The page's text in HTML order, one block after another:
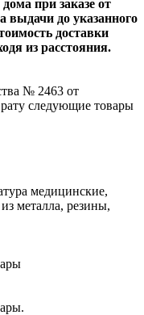
при заказе от
выдачи до указанного
доставки
из расстояния.
№ 2463 от
следующие товары
медицинские,
металла, резины,